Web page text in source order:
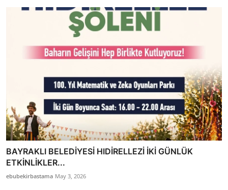
BAYRAKLI BELEDİYESİ HIDİRELLEZİ İKİ GÜNLÜK
ETKİNLİKLER...
ebubekirbastama May 3, 2026